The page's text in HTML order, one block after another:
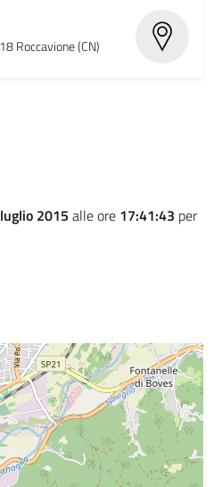
Roccavione (CN)
2015 alle ore 17:41:43 per